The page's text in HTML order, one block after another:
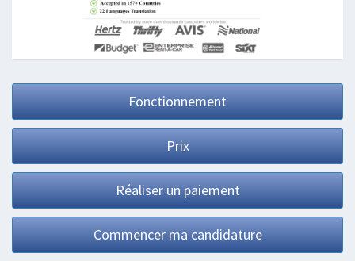
Fonctionnement
Prix
Réaliser un paiement
Commencer ma candidature